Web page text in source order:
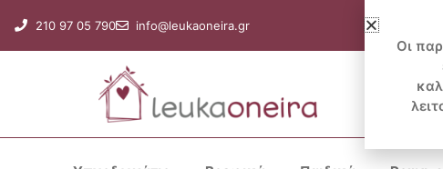
στο
περιεχόμενο
210 97 05 790 info@leukaoneira.gr
...
Οι